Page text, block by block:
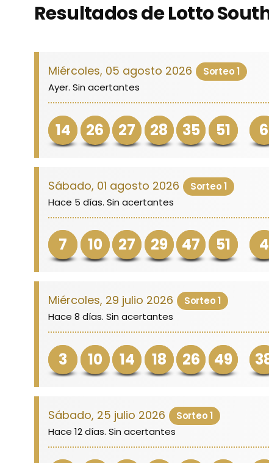
Resultados de Lotto
Miércoles, 05 agosto 2026
Sorteo 1
Ayer. Sin acertantes
14 26 27 28 35 51 6
Sábado, 01 agosto 2026
Sorteo 1
Hace 5 días. Sin acertantes
7 10 27 29 47 51 4
Miércoles, 29 julio 2026
Sorteo 1
Hace 8 días. Sin acertantes
3 10 14 18 26 49
Sábado, 25 julio 2026
Sorteo 1
Hace 12 días. Sin acertantes